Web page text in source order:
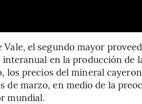
el segundo mayor
en la producción de
los precios del mineral
de marzo, en medio de la
mundial.